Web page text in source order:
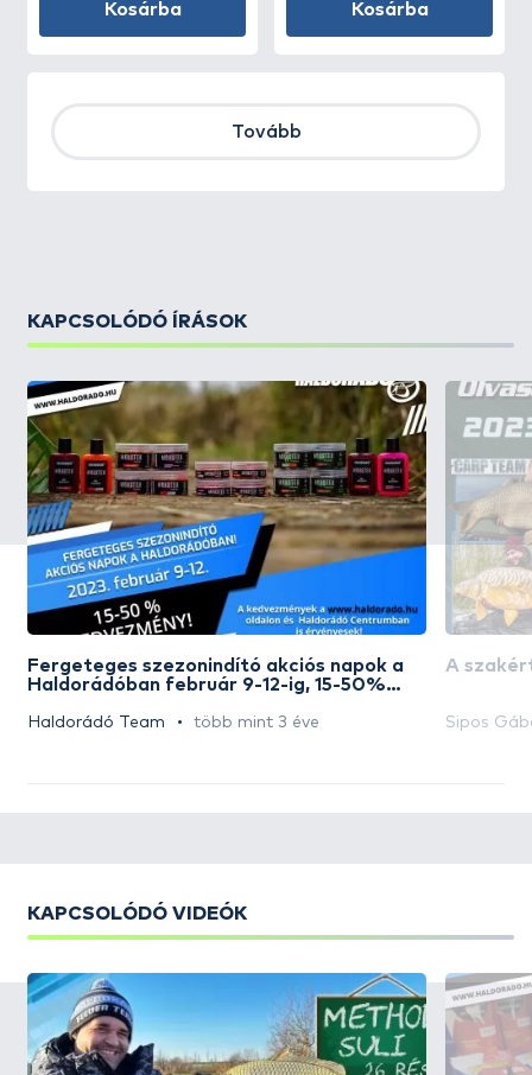
Kosárba Kosárba
Tovább
KAPCSOLÓDÓ ÍRÁSOK
Fergeteges szezonindító akciós napok a
Haldorádóban február 9-12-ig, 15-50%
Haldorádó Team több mint 3 éve
A
Sipos
KAPCSOLÓDÓ VIDEÓK